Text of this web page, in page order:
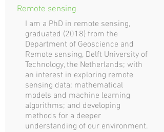
Remote sensing
I am a PhD in remote sensing,
graduated (2018) from the
Department of Geoscience and
Remote sensing, Delft University of
Technology, the Netherlands; with
an interest in exploring remote
sensing data; mathematical
models and machine learning
algorithms; and developing
methods for a deeper
understanding of our environment.